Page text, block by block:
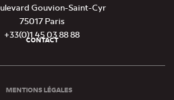
Gouvion-Saint-Cyr
75017 Paris
+33(0)1 45 03 88 88
CONTACT
MENTIONS LÉGALES